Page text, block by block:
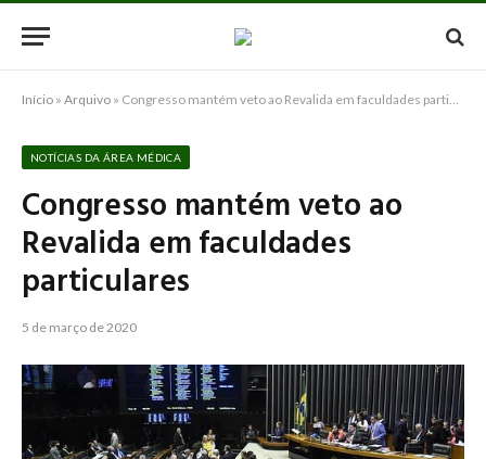
Início » Arquivo » Congresso mantém veto ao Revalida em faculdades particulares
NOTÍCIAS DA ÁREA MÉDICA
Congresso mantém veto ao
Revalida em faculdades
particulares
5 de março de 2020